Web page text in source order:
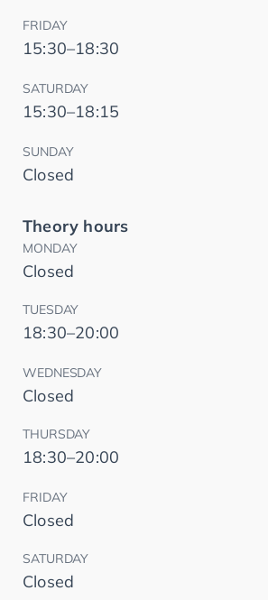
FRIDAY
15:30–18:30
SATURDAY
15:30–18:15
SUNDAY
Closed
Theory hours
MONDAY
Closed
TUESDAY
18:30–20:00
WEDNESDAY
Closed
THURSDAY
18:30–20:00
FRIDAY
Closed
SATURDAY
Closed